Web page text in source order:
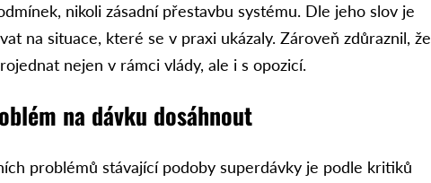
nikoli zásadní přestavbu systému. Dle jeho slov je
na situace, které se v praxi ukázaly. Zároveň zdůraznil, že
nejen v rámci vlády, ale i s opozicí.
na dávku dosáhnout
problémů stávající podoby superdávky je podle kritiků